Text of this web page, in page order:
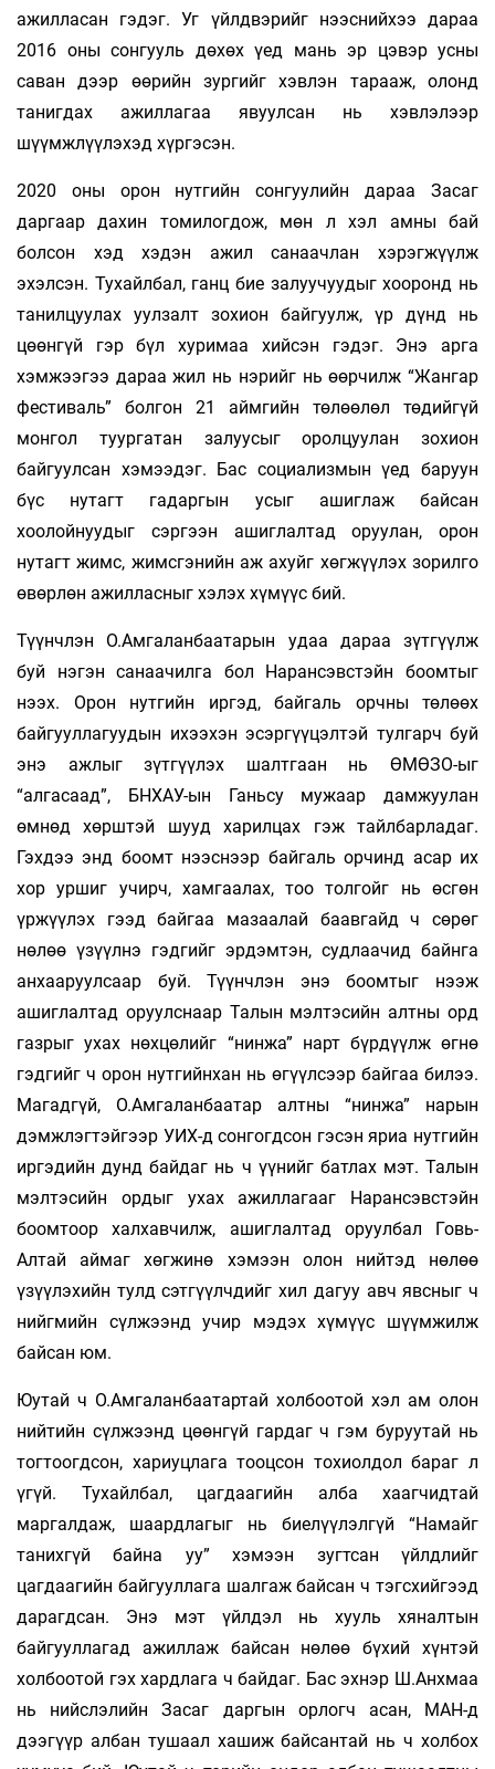
ажилласан гэдэг. Уг үйлдвэрийг нээснийхээ дараа
2016 оны сонгууль дөхөх үед мань эр цэвэр усны
саван дээр өөрийн зургийг хэвлэн тарааж, олонд
танигдах ажиллагаа явуулсан нь хэвлэлээр
шүүмжлүүлэхэд хүргэсэн.
2020 оны орон нутгийн сонгуулийн дараа Засаг
даргаар дахин томилогдож, мөн л хэл амны бай
болсон хэд хэдэн ажил санаачлан хэрэгжүүлж
эхэлсэн. Тухайлбал, ганц бие залуучуудыг хооронд нь
танилцуулах уулзалт зохион байгуулж, үр дүнд нь
цөөнгүй гэр бүл хуримаа хийсэн гэдэг. Энэ арга
хэмжээгээ дараа жил нь нэрийг нь өөрчилж “Жангар
фестиваль” болгон 21 аймгийн төлөөлөл төдийгүй
монгол туургатан залуусыг оролцуулан зохион
байгуулсан хэмээдэг. Бас социализмын үед баруун
бүс нутагт гадаргын усыг ашиглаж байсан
хоолойнуудыг сэргээн ашиглалтад оруулан, орон
нутагт жимс, жимсгэнийн аж ахуйг хөгжүүлэх зорилго
өвөрлөн ажилласныг хэлэх хүмүүс бий.
Түүнчлэн О.Амгаланбаатарын удаа дараа зүтгүүлж
буй нэгэн санаачилга бол Нарансэвстэйн боомтыг
нээх. Орон нутгийн иргэд, байгаль орчны төлөөх
байгууллагуудын ихээхэн эсэргүүцэлтэй тулгарч буй
энэ ажлыг зүтгүүлэх шалтгаан нь ӨМӨЗО-ыг
“алгасаад”, БНХАУ-ын Ганьсу мужаар дамжуулан
өмнөд хөрштэй шууд харилцах гэж тайлбарладаг.
Гэхдээ энд боомт нээснээр байгаль орчинд асар их
хор уршиг учирч, хамгаалах, тоо толгойг нь өсгөн
үржүүлэх гээд байгаа мазаалай баавгайд ч сөрөг
нөлөө үзүүлнэ гэдгийг эрдэмтэн, судлаачид байнга
анхааруулсаар буй. Түүнчлэн энэ боомтыг нээж
ашиглалтад оруулснаар Талын мэлтэсийн алтны орд
газрыг ухах нөхцөлийг “нинжа” нарт бүрдүүлж өгнө
гэдгийг ч орон нутгийнхан нь өгүүлсээр байгаа билээ.
Магадгүй, О.Амгаланбаатар алтны “нинжа” нарын
дэмжлэгтэйгээр УИХ-д сонгогдсон гэсэн яриа нутгийн
иргэдийн дунд байдаг нь ч үүнийг батлах мэт. Талын
мэлтэсийн ордыг ухах ажиллагааг Нарансэвстэйн
боомтоор халхавчилж, ашиглалтад оруулбал Говь-
Алтай аймаг хөгжинө хэмээн олон нийтэд нөлөө
үзүүлэхийн тулд сэтгүүлчдийг хил дагуу авч явсныг ч
нийгмийн сүлжээнд учир мэдэх хүмүүс шүүмжилж
байсан юм.
Юутай ч О.Амгаланбаатартай холбоотой хэл ам олон
нийтийн сүлжээнд цөөнгүй гардаг ч гэм буруутай нь
тогтоогдсон, хариуцлага тооцсон тохиолдол бараг л
үгүй. Тухайлбал, цагдаагийн алба хаагчидтай
маргалдаж, шаардлагыг нь биелүүлэлгүй “Намайг
танихгүй байна уу” хэмээн зугтсан үйлдлийг
цагдаагийн байгууллага шалгаж байсан ч тэгсхийгээд
дарагдсан. Энэ мэт үйлдэл нь хууль хяналтын
байгууллагад ажиллаж байсан нөлөө бүхий хүнтэй
холбоотой гэх хардлага ч байдаг. Бас эхнэр Ш.Анхмаа
нь нийслэлийн Засаг даргын орлогч асан, МАН-д
дээгүүр албан тушаал хашиж байсантай нь ч холбох